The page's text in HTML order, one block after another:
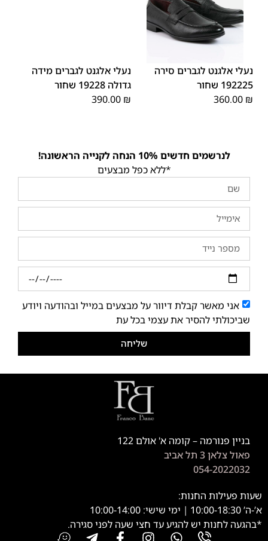
40
41
42
43
44
45
נעלי אלגנט לגברים סירה
192225 שחור
360.00 ₪
נעלי אלגנט לגברים מידה
גדולה 19228 שחור
390.00 ₪
לנרשמים חדשים 10% הנחה לקנייה הראשונה!
*ללא כפל מבצעים
אני מאשר קבלת דיוור על מבצעים במייל ובהודעה ויודע
שביכולתי להסיר את עצמי בכל עת
שליחה
בניין פנורמה – קומה א' אולם 122
פאול צלאן 3 תל אביב
054-2022032
שעות פעילות החנות:
א’-ה’ 10:00-18:30 | ימי שישי: 10:00-14:00
*בהגעה לחנות יש להגיע עד חצי שעה לפני סגירה.